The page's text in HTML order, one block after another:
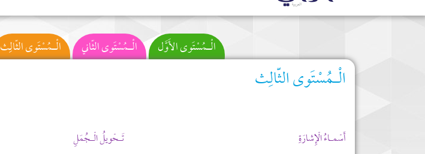
الْـمُسْتَوى الثّالِث الْـمُسْتَوى الثّاني الْـمُسْتَوى الأَوَّل
الْـمُسْتَوى الثّالِث
أَسْمـاءُ الْإِشارَةِ
تَـحْويلُ الْـجُمَلِ